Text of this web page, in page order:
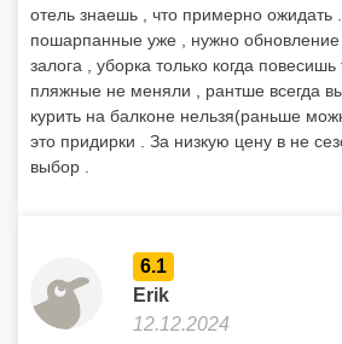
отель знаешь , что примерно
пошарпанные уже , нужно обновление
залога , уборка только когда
пляжные не меняли , рантше всегда
курить на балконе нельзя(раньше
это придирки . За низкую цену в не
выбор .
6.1
Erik
12.12.2024